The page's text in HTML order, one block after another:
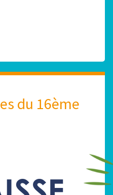
du 16ème